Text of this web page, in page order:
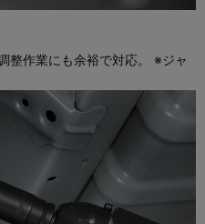
整作業にも余裕で対応。 ※ジャ